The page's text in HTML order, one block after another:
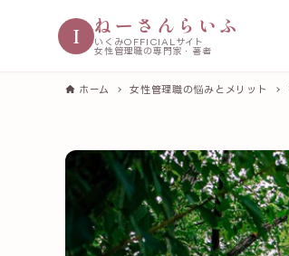
I ねーさんらいふ
いくみOFFICIALサイト
女性管理職の専門家・著者
ホーム 女性管理職の悩みとメリット